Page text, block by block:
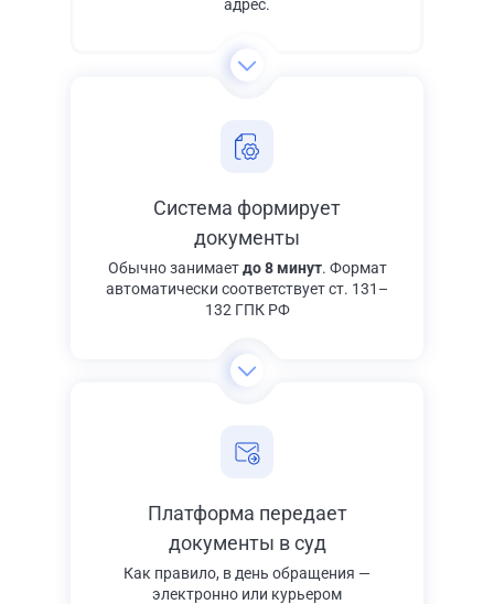
адрес.
Система формирует
документы
Обычно занимаетдо 8 минут. Формат
автоматически соответствует ст. 131–
132 ГПК РФ
Платформа передает
документы в суд
Как правило, в день обращения —
электронно или курьером